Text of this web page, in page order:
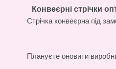
Конвеєрні стрічки
Стрічка конвеєрна під
Плануєте оновити